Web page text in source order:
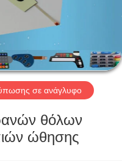
σε ανάγλυφο
θόλων
ώθησης